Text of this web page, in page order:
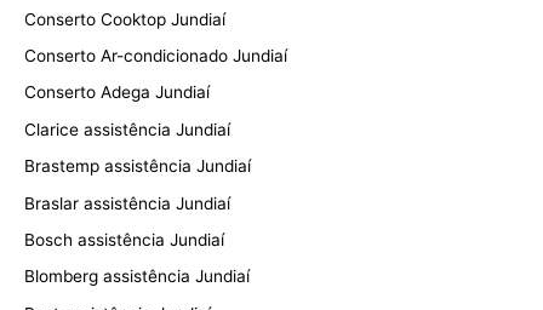
Conserto Cooktop Jundiaí
Conserto Ar-condicionado Jundiaí
Conserto Adega Jundiaí
Clarice assistência Jundiaí
Brastemp assistência Jundiaí
Braslar assistência Jundiaí
Bosch assistência Jundiaí
Blomberg assistência Jundiaí